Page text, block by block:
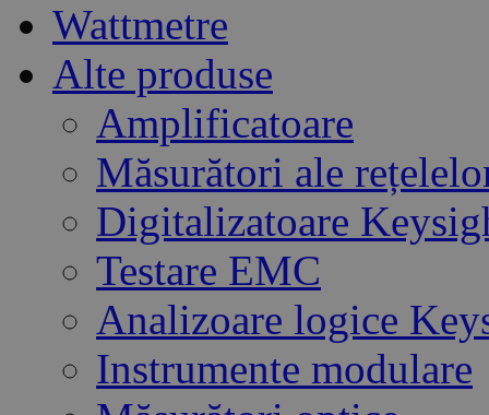
Wattmetre
Alte produse
Amplificatoare
Măsurători ale
Digitalizatoare
Testare EMC
Analizoare logice
Instrumente modulare